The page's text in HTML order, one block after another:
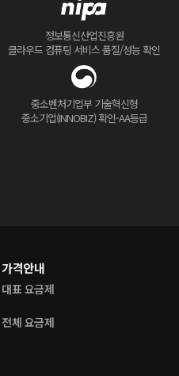
정보통신산업진흥원
클라우드 컴퓨팅 서비스 품질/성능 확인
중소벤처기업부 기술혁신형
중소기업(INNOBIZ) 확인-AA등급
가격안내
대표 요금제
전체 요금제